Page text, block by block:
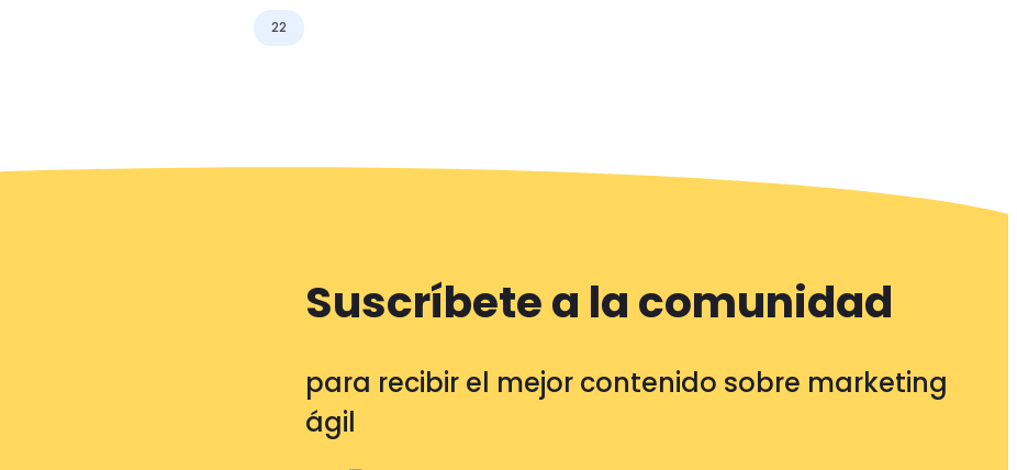
22
Suscríbete a la comunidad
para recibir el mejor contenido sobre marketing
ágil